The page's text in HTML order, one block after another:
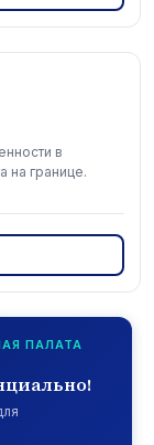
в
на границе.
ПАЛАТА